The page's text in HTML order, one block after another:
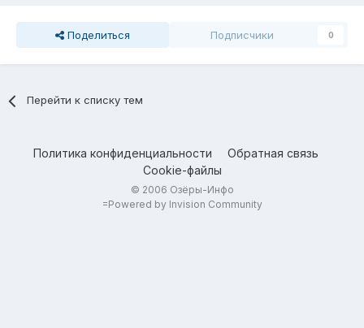
Поделиться Подписчики 0
Перейти к списку тем
Политика конфиденциальности
Обратная связь
Cookie-файлы
© 2006 Озёры-Инфо
=Powered by Invision Community